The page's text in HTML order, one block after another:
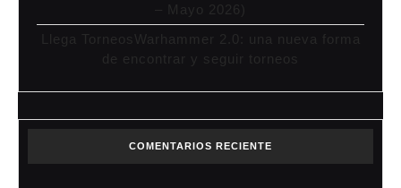
– Mayo 2026)
Llega TorneosWarhammer 2.0: una nueva forma
de encontrar y seguir torneos
COMENTARIOS RECIENTE